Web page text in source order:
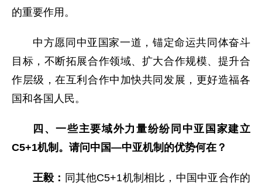
的重要作用。
中方愿同中亚国家一道，锚定命运共同体奋斗
目标，不断拓展合作领域、扩大合作规模、提升合
作层级，在互利合作中加快共同发展，更好造福各
国和各国人民。
四、一些主要域外力量纷纷同中亚国家建立
C5+1机制。请问中国—中亚机制的优势何在？
王毅： 同其他C5+1机制相比，中国中亚合作的